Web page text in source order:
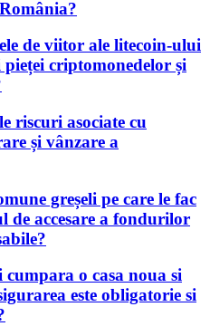
de viitor ale litecoin-ului
criptomonedelor și
riscuri asociate cu
și vânzare a
greșeli pe care le fac
de accesare a fondurilor
o casa noua si
este obligatorie si